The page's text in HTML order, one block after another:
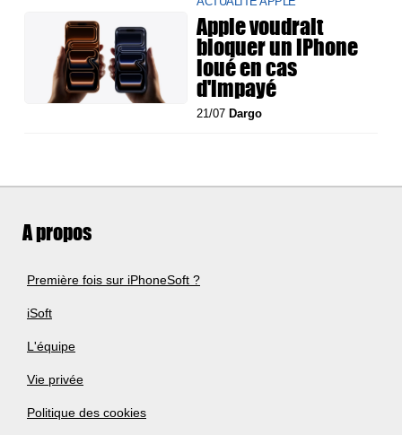
Apple voudrait
bloquer un iPhone
loué en cas
d'impayé
21/07 Dargo
A propos
Première fois sur iPhoneSoft ?
iSoft
L'équipe
Vie privée
Politique des cookies